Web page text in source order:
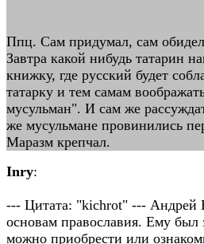
Ппц. Сам придумал, сам
Завтра какой нибудь татарин
книжку, где русский будет
татарку и тем самам
мусульман". И сам же
же мусульмане провинились
Маразм крепчал.
Inry:
--- Цитата: "kichrot" --- Андрей
основам православия. Ему был
можно приобрести или